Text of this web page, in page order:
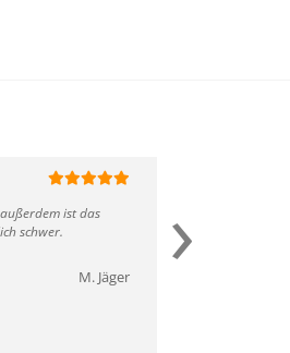
ist das
schwer.
M. Jäger ›